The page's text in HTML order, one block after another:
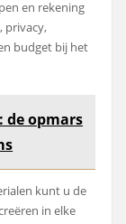
en rekening
privacy,
budget bij het
de opmars
kunt u de
in elke